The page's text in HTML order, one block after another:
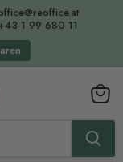
1 99 680 11